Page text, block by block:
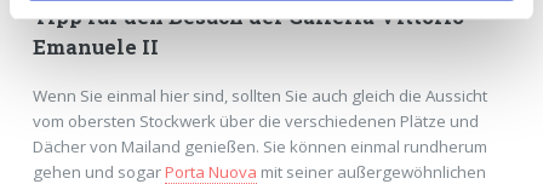
Tipp für den Besuch der Galleria Vittorio
Emanuele II
Wenn Sie einmal hier sind, sollten Sie auch gleich die Aussicht
vom obersten Stockwerk über die verschiedenen Plätze und
Dächer von Mailand genießen. Sie können einmal rundherum
gehen und sogarPorta Nuova mit seiner außergewöhnlichen